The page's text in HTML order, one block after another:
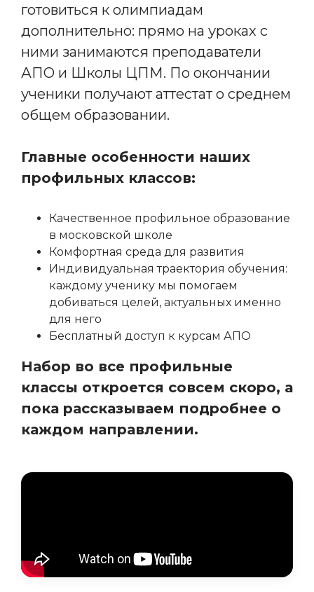
готовиться к олимпиадам
дополнительно: прямо на уроках с
ними занимаются преподаватели
АПО и Школы ЦПМ. По окончании
ученики получают аттестат о среднем
общем образовании.
Главные особенности наших
профильных классов:
Качественное профильное образование
в московской школе
Комфортная среда для развития
Индивидуальная траектория обучения:
каждому ученику мы помогаем
добиваться целей, актуальных именно
для него
Бесплатный доступ к курсам АПО
Набор во все профильные
классы откроется совсем скоро, а
пока рассказываем подробнее о
каждом направлении.